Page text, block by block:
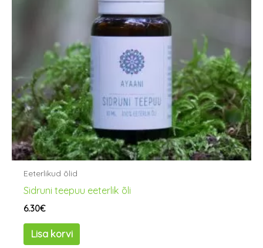
Eeterlikud õlid
Sidruni teepuu eeterlik õli
6.30€
Lisa korvi